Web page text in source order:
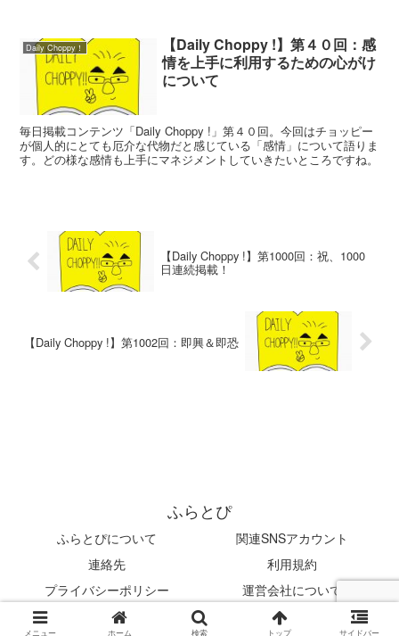
Daily Choppy！
【Daily Choppy !】第４０回：感
情を上手に利用するための心がけ
について
毎日掲載コンテンツ「Daily Choppy !」第４０回。今回はチョッピー
が個人的にとても厄介な代物だと感じている「感情」について語りま
す。どの様な感情も上手にマネジメントしていきたいところですね。
【Daily Choppy !】第1000回：祝、1000
日連続掲載！
【Daily Choppy !】第1002回：即興＆即恐
ふらとぴ
ふらとぴについて
関連SNSアカウント
連絡先
利用規約
プライバシーポリシー
運営会社について
© 2019 ふらとぴ.
メニュー ホーム 検索 トップ サイドバー